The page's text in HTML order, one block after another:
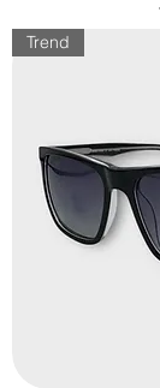
Trend